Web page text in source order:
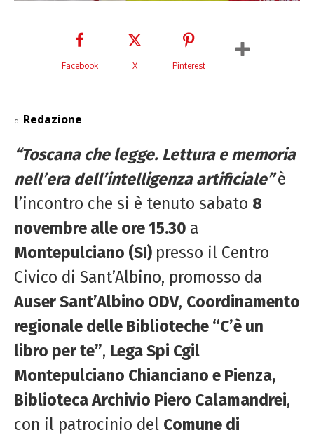
Facebook X Pinterest
di Redazione
“Toscana che legge. Lettura e memoria
nell’era dell’intelligenza artificiale”è
l’incontro che si è tenuto sabato 8
novembre alle ore 15.30 a
Montepulciano (SI) presso il Centro
Civico di Sant’Albino, promosso da
Auser Sant’Albino ODV, Coordinamento
regionale delle Biblioteche “C’è un
libro per te”, Lega Spi Cgil
Montepulciano Chianciano e Pienza,
Biblioteca Archivio Piero Calamandrei,
con il patrocinio del Comune di